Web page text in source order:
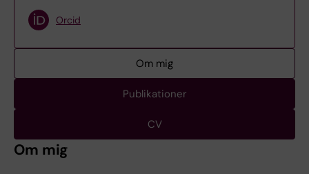
Orcid
Om mig
Publikationer
CV
Om mig